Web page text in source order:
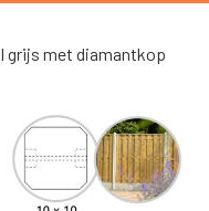
grijs met diamantkop